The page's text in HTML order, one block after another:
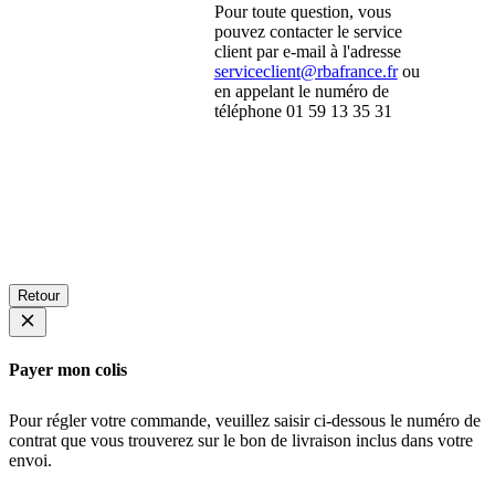
Pour toute question, vous
pouvez contacter le service
client par e-mail à l'adresse
serviceclient@rbafrance.frou
en appelant le numéro de
téléphone 01 59 13 35 31
Retour
Payer mon colis
Pour régler votre commande, veuillez saisir ci-dessous le numéro de
contrat que vous trouverez sur le bon de livraison inclus dans votre
envoi.